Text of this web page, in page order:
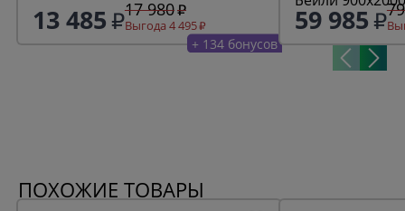
13 485 17 980
Выгода 4 495
+ 134 бонусов
белый воск
59 985
ПОХОЖИЕ ТОВАРЫ